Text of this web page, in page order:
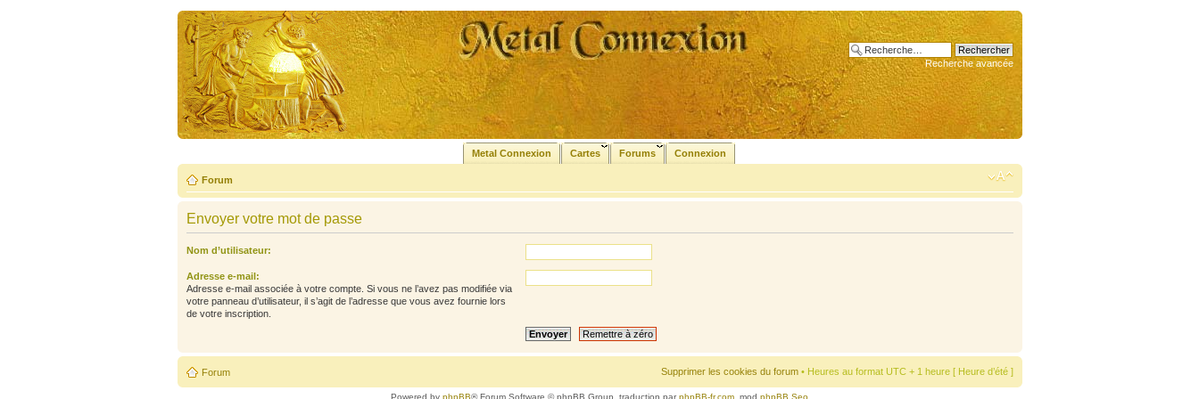
Recherche avancée
Metal Connexion Cartes Forums Connexion
Forum
Envoyer votre mot de passe
Nom d’utilisateur:
Adresse e-mail:
Adresse e-mail associée à votre compte. Si vous ne l’avez pas modifiée via
votre panneau d’utilisateur, il s’agit de l’adresse que vous avez fournie lors
de votre inscription.
Forum Supprimer les cookies du forum• Heures au format UTC + 1 heure [ Heure d’été ]
Powered by phpBB® Forum Software © phpBB Group, traduction parphpBB-fr.com , mod phpBB Seo